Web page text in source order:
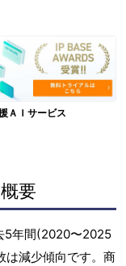
ＡＩサービス
要
5年間(2020〜2025
は減少傾向です。商